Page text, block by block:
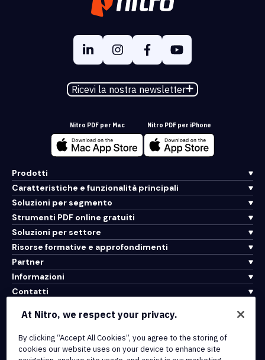
Ricevi la nostra newsletter
Nitro PDF per Mac Nitro PDF per iPhone
Prodotti
Caratteristiche e funzionalità principali
Soluzioni per segmento
Strumenti PDF online gratuiti
Soluzioni per settore
Risorse formative e approfondimenti
Partner
Informazioni
Contatti
Integrazioni e connettività API
Termini di servizio
At Nitro, we respect your privacy.
By clicking “Accept All Cookies”, you agree to the storing of
cookies our website uses on your device to enhance site